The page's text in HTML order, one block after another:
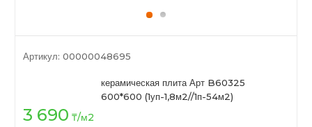
Артикул: 00000048695
керамическая плита Арт B60325
600*600 (1уп-1,8м2//1п-54м2)
3 690 ₸/м2